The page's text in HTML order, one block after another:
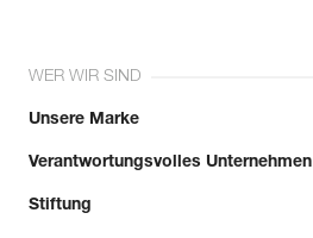
WER WIR SIND
Unsere Marke
Verantwortungsvolles Unternehmen
Stiftung